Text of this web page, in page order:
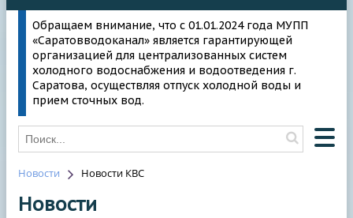
Обращаем внимание, что с 01.01.2024 года МУПП
«Саратовводоканал» является гарантирующей
организацией для централизованных систем
холодного водоснабжения и водоотведения г.
Саратова, осуществляя отпуск холодной воды и
прием сточных вод.
О ВОДОСНАБЖЕНИИ
Новости Новости КВС
Новости